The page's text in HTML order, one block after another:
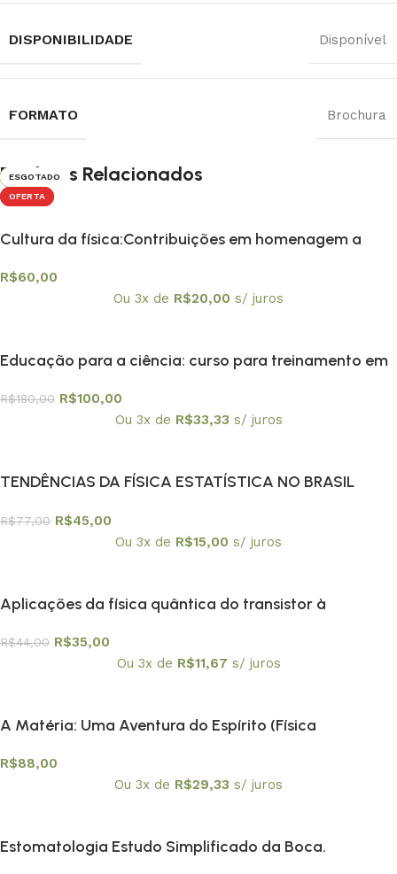
DISPONIBILIDADE Disponível
FORMATO Brochura
Produtos Relacionados
Cultura da física:Contribuições em homenagem a
R$60,00
Ou 3x de R$20,00 s/ juros
-44%
Educação para a ciência: curso para treinamento em
R$180,00 R$100,00
Ou 3x de R$33,33 s/ juros
-42%
TENDÊNCIAS DA FÍSICA ESTATÍSTICA NO BRASIL
R$77,00 R$45,00
Ou 3x de R$15,00 s/ juros
-20%
Aplicações da física quântica do transistor à
SBF
R$44,00 R$35,00
Ou 3x de R$11,67 s/ juros
ESGOTADO
A Matéria: Uma Aventura do Espírito (Física
R$88,00
Ou 3x de R$29,33 s/ juros
Estomatologia Estudo Simplificado da Boca.
-79%
-36%
-32%
-82%
ESGOTADO
-42%
-20%
-38%
-73%
-24%
OFERTA
-39%
-27%
-36%
-26%
ESGOTADO
ESGOTADO
OFERTA
-24%
-45%
-26%
-47%
ESGOTADO
-27%
ESGOTADO